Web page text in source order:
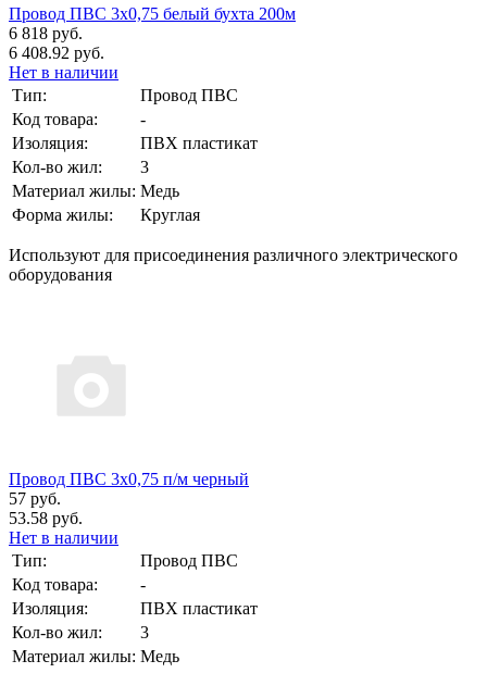
Провод ПВС 3х0,75 белый бухта 200м
6 818 руб.
6 408.92 руб.
Нет в наличии
Тип:
Провод ПВС
Код товара:
-
Изоляция:
ПВХ пластикат
Кол-во жил:
3
Материал жилы: Медь
Форма жилы:
Круглая
Используют для присоединения различного электрического
оборудования
Провод ПВС 3х0,75 п/м черный
57 руб.
53.58 руб.
Нет в наличии
Тип:
Провод ПВС
Код товара:
-
Изоляция:
ПВХ пластикат
Кол-во жил:
3
Материал жилы: Медь